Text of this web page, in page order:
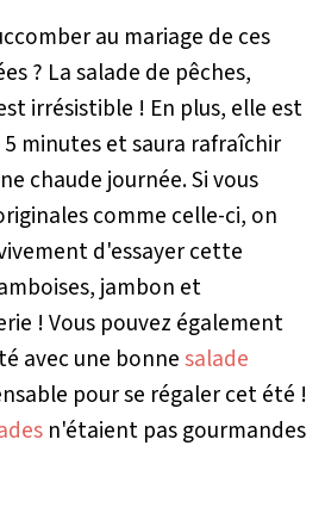
au mariage de ces
? La salade de pêches,
irrésistible ! En plus, elle est
minutes et saura rafraîchir
chaude journée. Si vous
comme celle-ci, on
d'essayer cette
jambon et
! Vous pouvez également
avec une bonnesalade
pour se régaler cet été !
n'étaient pas gourmandes